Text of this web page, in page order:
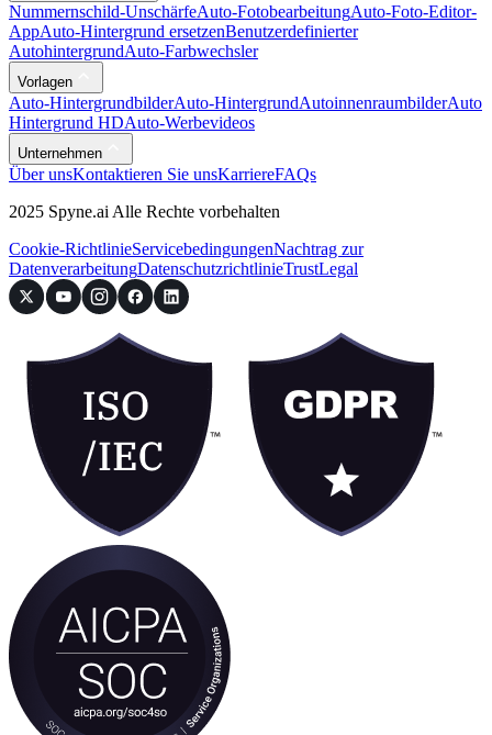
Nummernschild-UnschärfeAuto-FotobearbeitungAuto-Foto-Editor-
AppAuto-Hintergrund ersetzenBenutzerdefinierter
AutohintergrundAuto-Farbwechsler
Vorlagen
Auto-HintergrundbilderAuto-HintergrundAutoinnenraumbilderAuto
Hintergrund HDAuto-Werbevideos
Unternehmen
Über unsKontaktieren Sie unsKarriereFAQs
2025 Spyne.ai Alle Rechte vorbehalten
Cookie-RichtlinieServicebedingungenNachtrag zur
DatenverarbeitungDatenschutzrichtlinieTrustLegal